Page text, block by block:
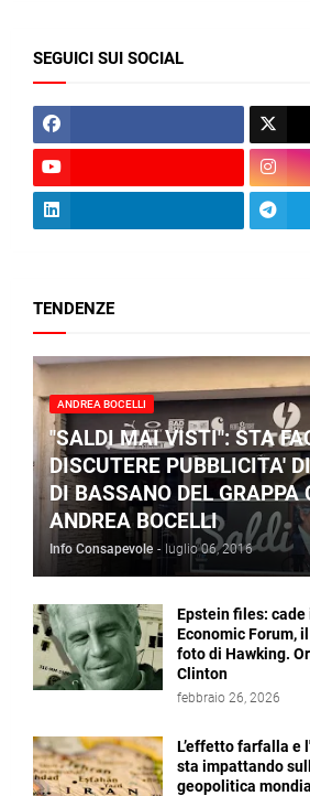
SEGUICI SUI SOCIAL
TENDENZE
ANDREA BOCELLI
"SALDI MAI VISTI": STA
DISCUTERE PUBBLICITA'
DI BASSANO DEL GRAPPA
ANDREA BOCELLI
Info Consapevole - luglio 06, 2016
Epstein files: cade
Economic Forum, il
foto di Hawking.
Clinton
febbraio 26, 2026
L’effetto farfalla e
sta impattando
geopolitica